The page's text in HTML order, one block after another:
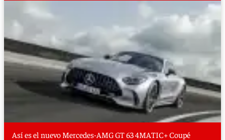
Así es el nuevo Mercedes-AMG GT 63 4MATIC+ Coupé